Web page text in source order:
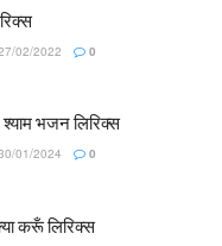
02/2022 0
श्याम भजन लिरिक्स
01/2024 0
करूँ लिरिक्स